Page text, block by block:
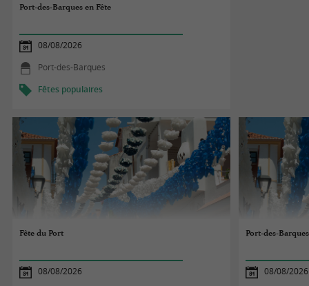
Port-des-Barques en Fête
08/08/2026
Port-des-Barques
Fêtes populaires
Fête du Port
08/08/2026
Port-des-
08/08/2026